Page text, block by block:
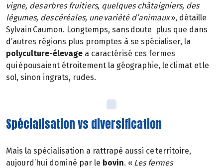
vigne, des arbres fruitiers, quelques châtaigniers, des
légumes, des céréales, une variété d’animaux», détaille
Sylvain Caumon. Longtemps, sans doute plus que dans
d’autres régions plus promptes à se spécialiser, la
polyculture-élevage a caractérisé ces fermes
qui épousaient étroitement la géographie, le climat et le
sol, sinon ingrats, rudes.
Spécialisation vs diversification
Mais la spécialisation a rattrapé aussi ce territoire,
aujourd’hui dominé par le bovin. « Les fermes